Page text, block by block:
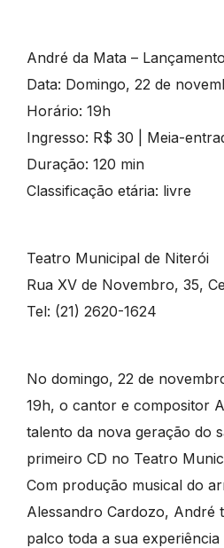
André da Mata –
Data: Domingo, 22 de
Horário: 19h
Ingresso: R$ 30 | Meia-
Duração: 120 min
Classificação etária: livre
Teatro Municipal de Niterói
Rua XV de Novembro, 35,
Tel: (21) 2620-1624
No domingo, 22 de
19h, o cantor e compositor
talento da nova geração do
primeiro CD no Teatro
Com produção musical do
Alessandro Cardozo, André
palco toda a sua